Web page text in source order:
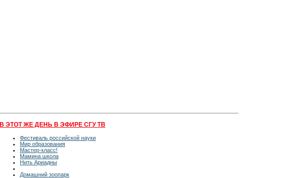
В ЭТОТ ЖЕ ДЕНЬ В ЭФИРЕ СГУ ТВ
Фестиваль российской науки
Мир образования
Мастер-класс!
Мамина школа
Нить Ариадны
Домашний зоопарк